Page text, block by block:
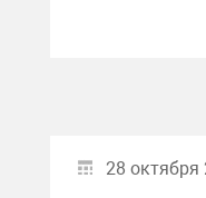
28 октября